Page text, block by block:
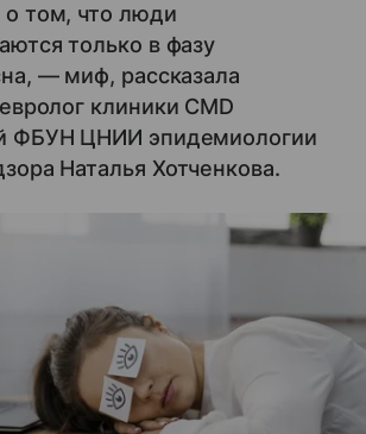
том, что люди
только в фазу
— миф, рассказала
клиники CMD
ФБУН ЦНИИ эпидемиологии
Наталья Хотченкова.